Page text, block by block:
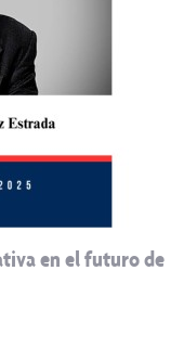
en el futuro de